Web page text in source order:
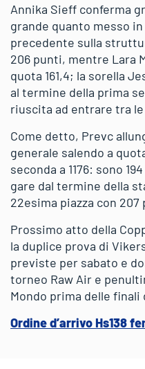
Annika Sieff conferma
grande quanto messo
precedente sulla
206 punti, mentre Lara
quota 161,4; la sorella
al termine della prima
riuscita ad entrare tra
Come detto, Prevc
generale salendo a
seconda a 1176: sono
gare dal termine della
22esima piazza con 207
Prossimo atto della
la duplice prova di
previste per sabato e
torneo Raw Air e
Mondo prima delle finali
Ordine d’arrivo Hs138